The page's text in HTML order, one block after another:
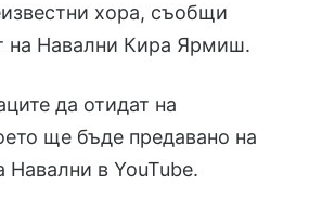
хора, съобщи
на Навални Кира Ярмиш.
да отидат на
ще бъде предавано на
Навални в YouTube.